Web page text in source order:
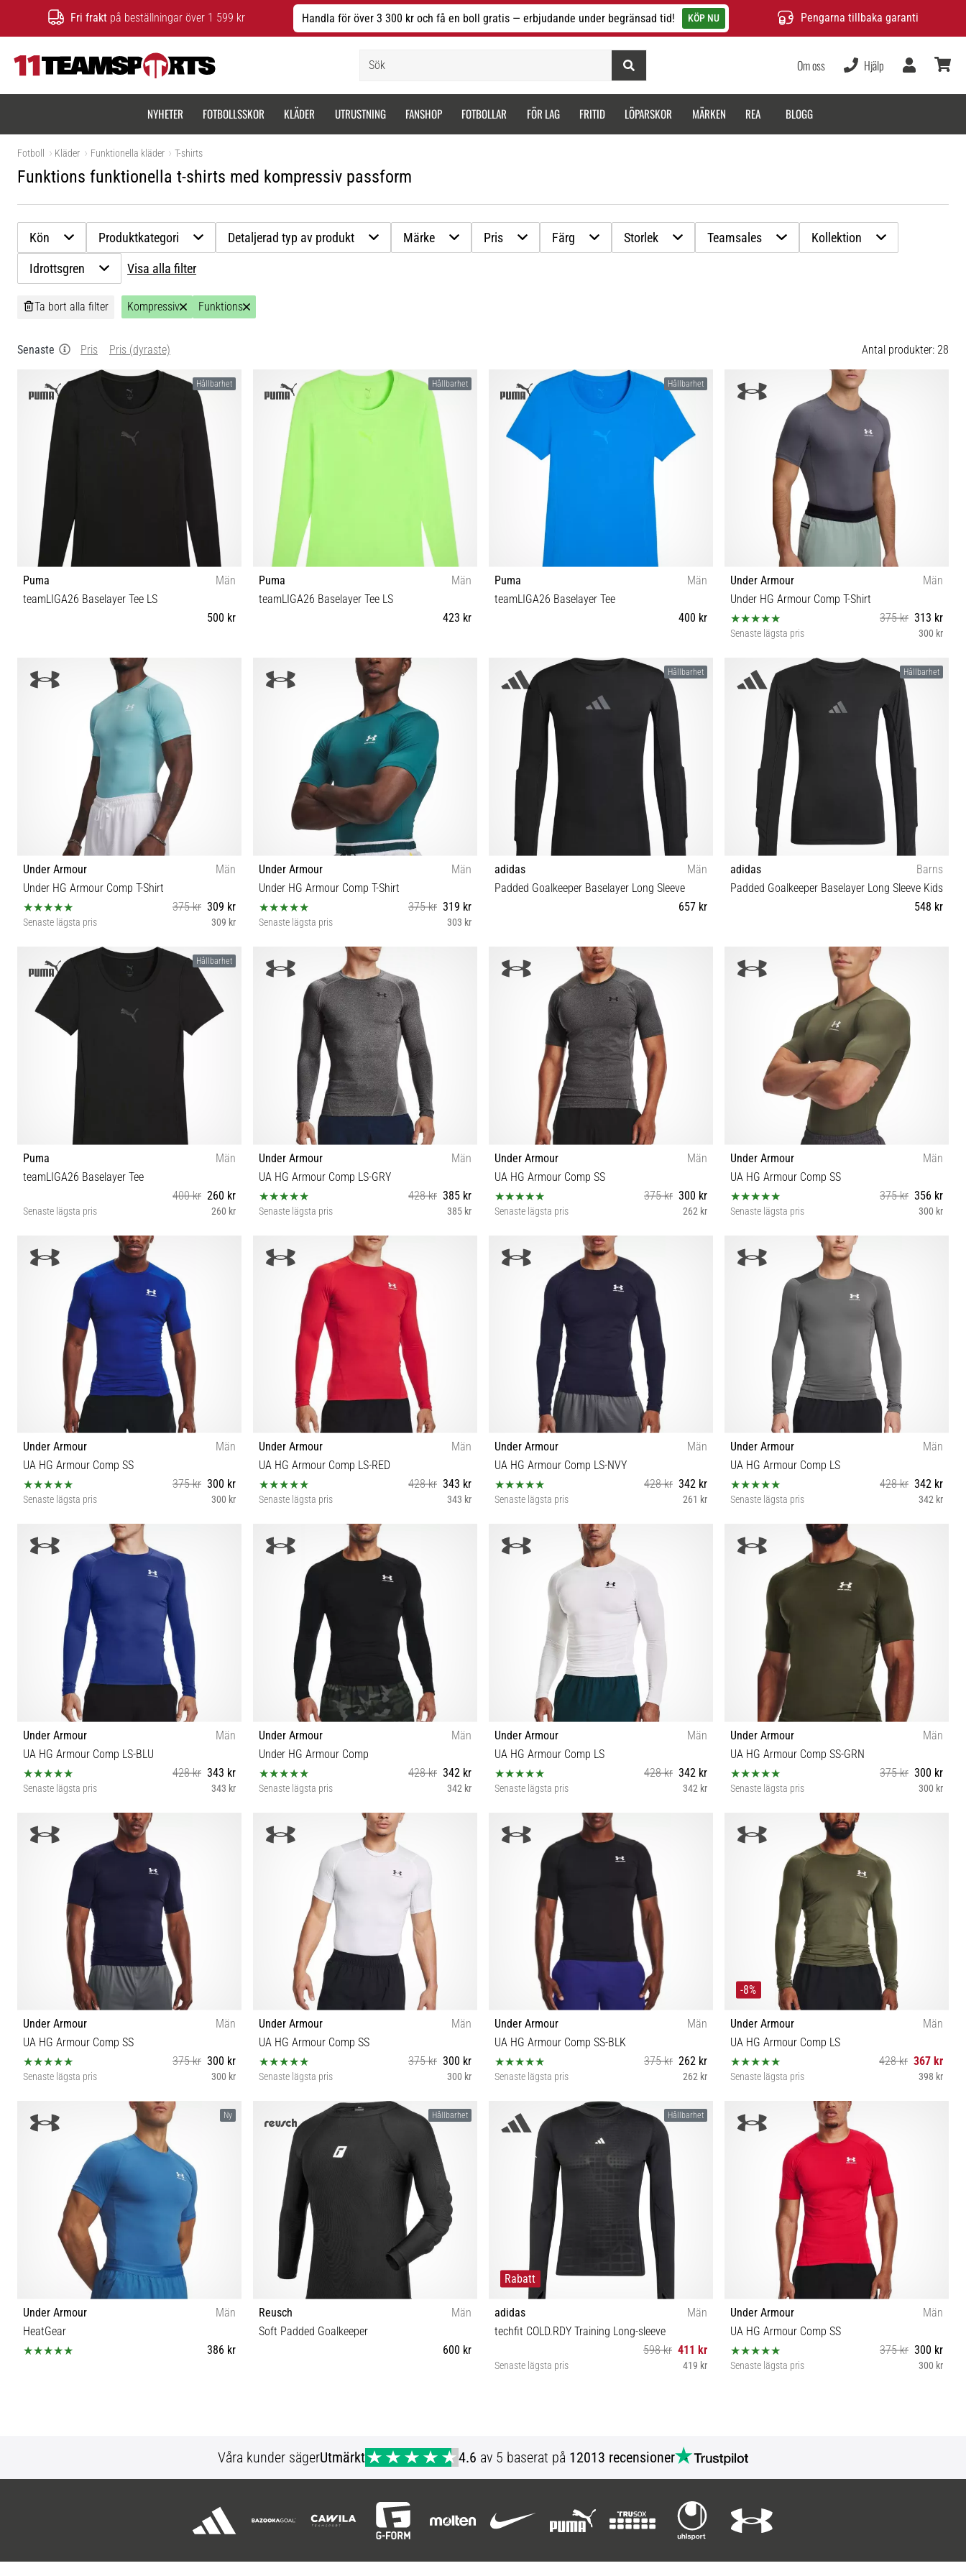
Fri frakt på beställningar över 1 599 kr Handla för över 3 300 kr och få en boll gratis — erbjudande under begränsad tid! KÖP NU Pengarna tillbaka garanti
Om oss Hjälp
NYHETER FOTBOLLSSKOR KLÄDER UTRUSTNING FANSHOP FOTBOLLAR FÖR LAG FRITID LÖPARSKOR MÄRKEN REA BLOGG
Fotboll Kläder Funktionella kläder T-shirts
Funktions funktionella t-shirts med kompressiv passform
Kön Produktkategori Detaljerad typ av produkt Märke Pris Färg Storlek Teamsales Kollektion
Idrottsgren Visa alla filter
Ta bort alla filter Kompressiv Funktions
Senaste Pris Pris (dyraste) Antal produkter: 28
Hållbarhet
Puma
Män
teamLIGA26 Baselayer Tee LS
500 kr
3XL
Hållbarhet
Puma
Män
teamLIGA26 Baselayer Tee LS
423 kr
S M
Hållbarhet
Puma
Män
teamLIGA26 Baselayer Tee
400 kr
Under Armour
Män
Under HG Armour Comp T-Shirt
375 kr 313 kr
Senaste lägsta pris 300 kr
Under Armour
Män
Under HG Armour Comp T-Shirt
375 kr 309 kr
Senaste lägsta pris 309 kr
Under Armour
Män
Under HG Armour Comp T-Shirt
375 kr 319 kr
Senaste lägsta pris 303 kr
XS S M L XL XXL 3XL
Hållbarhet
adidas
Män
Padded Goalkeeper Baselayer Long Sleeve
657 kr
XS S M L XL XXL
Hållbarhet
adidas
Barns
Padded Goalkeeper Baselayer Long Sleeve Kids
548 kr
XS (123-128 cm) S (135-140 cm) M (147-152 cm) L
(159-164 cm) XL (165-176 cm)
Hållbarhet
Puma
Män
teamLIGA26 Baselayer Tee
400 kr 260 kr
Senaste lägsta pris 260 kr
XS S M L XL XXL 3XL
Under Armour
Män
UA HG Armour Comp LS-GRY
428 kr 385 kr
Senaste lägsta pris 385 kr
XS S M L XL XXL 3XL
Under Armour
Män
UA HG Armour Comp SS
375 kr 300 kr
Senaste lägsta pris 262 kr
XS S M L XL XXL 3XL 4XL
Under Armour
Män
UA HG Armour Comp SS
375 kr 356 kr
Senaste lägsta pris 300 kr
XXL
Under Armour
Män
UA HG Armour Comp SS
375 kr 300 kr
Senaste lägsta pris 300 kr
XL XXL 3XL
Under Armour
Män
UA HG Armour Comp LS-RED
428 kr 343 kr
Senaste lägsta pris 343 kr
S M L XL XXL 3XL
Under Armour
Män
UA HG Armour Comp LS-NVY
428 kr 342 kr
Senaste lägsta pris 261 kr
XS S M L XL XXL
Under Armour
Män
UA HG Armour Comp LS
428 kr 342 kr
Senaste lägsta pris 342 kr
XS S M L XL XXL 3XL
Under Armour
Män
UA HG Armour Comp LS-BLU
428 kr 343 kr
Senaste lägsta pris 343 kr
M L XL XXL 3XL
Under Armour
Män
Under HG Armour Comp
428 kr 342 kr
Senaste lägsta pris 342 kr
XS S M L XL XXL 3XL 4XL LGT XXXLT
Under Armour
Män
UA HG Armour Comp LS
428 kr 342 kr
Senaste lägsta pris 342 kr
XS S M L XL XXL 3XL 4XL
Under Armour
Män
UA HG Armour Comp SS-GRN
375 kr 300 kr
Senaste lägsta pris 300 kr
XXL XS S M L XL 3XL
Under Armour
Män
UA HG Armour Comp SS
375 kr 300 kr
Senaste lägsta pris 300 kr
XS S M L XL XXL 3XL 4XL
Under Armour
Män
UA HG Armour Comp SS
375 kr 300 kr
Senaste lägsta pris 300 kr
XS S M L XL XXL 3XL
Under Armour
Män
UA HG Armour Comp SS-BLK
375 kr 262 kr
Senaste lägsta pris 262 kr
XS S M L XL XXL 3XL 4XL
-8%
Under Armour
Män
UA HG Armour Comp LS
428 kr 367 kr
Senaste lägsta pris 398 kr
XXL XS S M L XL 3XL 4XL
Ny
Under Armour
Män
HeatGear
386 kr
Hållbarhet
Reusch
Män
Soft Padded Goalkeeper
600 kr
Hållbarhet
Rabatt
adidas
Män
techfit COLD.RDY Training Long-sleeve
598 kr 411 kr
Senaste lägsta pris 419 kr
Under Armour
Män
UA HG Armour Comp SS
375 kr 300 kr
Senaste lägsta pris 300 kr
Våra kunder sägerUtmärkt 4.6 av 5 baserat på 12013 recensioner